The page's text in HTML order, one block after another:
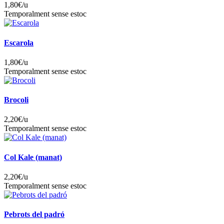
1,80€/u
Temporalment sense estoc
Escarola
1,80€/u
Temporalment sense estoc
Brocoli
2,20€/u
Temporalment sense estoc
Col Kale (manat)
2,20€/u
Temporalment sense estoc
Pebrots del padró